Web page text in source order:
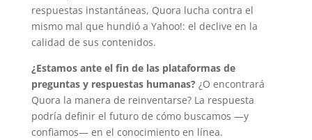
respuestas instantáneas, Quora lucha contra el
mismo mal que hundió a Yahoo!: el declive en la
calidad de sus contenidos.
¿Estamos ante el fin de las plataformas de
preguntas y respuestas humanas? ¿O encontrará
Quora la manera de reinventarse? La respuesta
podría definir el futuro de cómo buscamos —y
confiamos— en el conocimiento en línea.